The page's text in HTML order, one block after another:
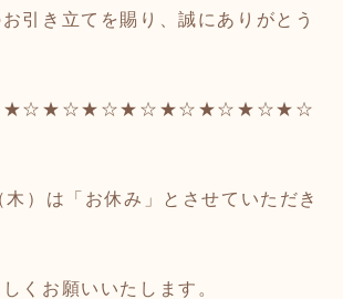
引き立てを賜り、誠にありがとう
）は「お休み」とさせていただき
くお願いいたします。